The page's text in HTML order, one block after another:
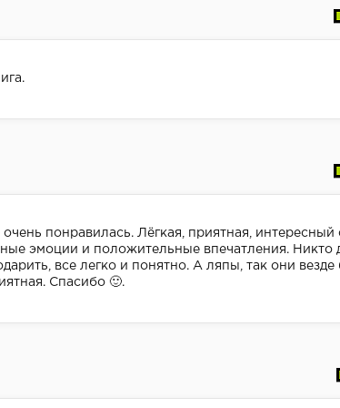
понравилась. Лёгкая, приятная,
эмоции и положительные впечатления. Никто
все легко и понятно. А ляпы, так они
Спасибо 🙂.